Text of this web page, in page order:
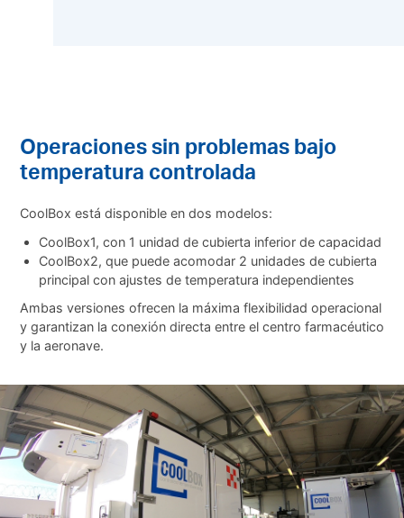
Operaciones sin problemas bajo
temperatura controlada
CoolBox está disponible en dos modelos:
CoolBox1, con 1 unidad de cubierta inferior de capacidad
CoolBox2, que puede acomodar 2 unidades de cubierta
principal con ajustes de temperatura independientes
Ambas versiones ofrecen la máxima flexibilidad operacional
y garantizan la conexión directa entre el centro farmacéutico
y la aeronave.